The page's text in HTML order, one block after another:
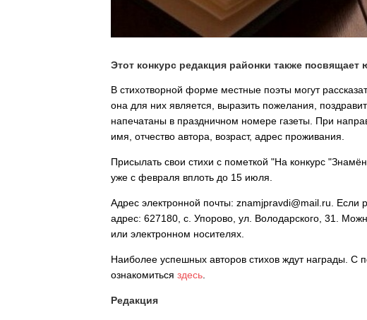
Этот конкурс редакция районки также посвящает
В стихотворной форме местные поэты могут
она для них является, выразить пожелания,
напечатаны в праздничном номере газеты. При
имя, отчество автора, возраст, адрес проживания.
Присылать свои стихи с пометкой "На конкурс
уже с февраля вплоть до 15 июля.
Адрес электронной почты: znamjpravdi@mail.ru. Если
адрес: 627180, с. Упорово, ул. Володарского, 31.
или электронном носителях.
Наиболее успешных авторов стихов ждут награды. С
ознакомиться здесь
Редакция